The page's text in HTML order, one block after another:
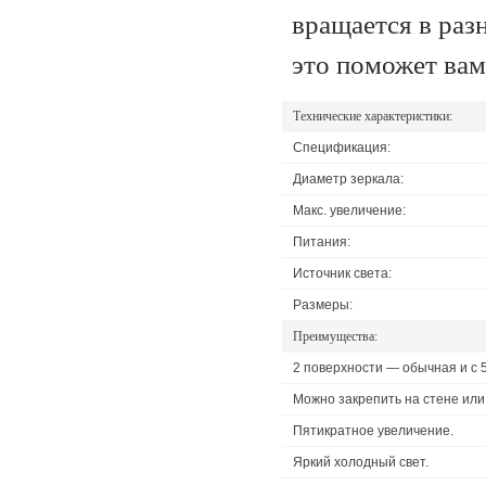
вращается в
это поможет
Технические характеристики:
Спецификация:
Диаметр зеркала:
Макс. увеличение:
Питания:
Источник света:
Размеры:
Преимущества:
2 поверхности — обычная и с
Можно закрепить на стене
Пятикратное увеличение.
Яркий холодный свет.